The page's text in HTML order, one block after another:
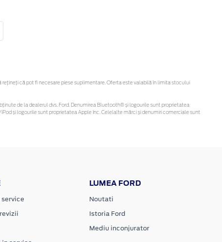
că pot fi necesare piese suplimentare. Oferta este valabilă în limita stocului
de la dealerul dvs. Ford. Denumirea Bluetooth® și logourile sunt proprietatea
și logourile sunt proprietatea Apple Inc. Celelalte mărci și denumiri comerciale sunt
LUMEA FORD
Noutati
Istoria Ford
Mediu inconjurator